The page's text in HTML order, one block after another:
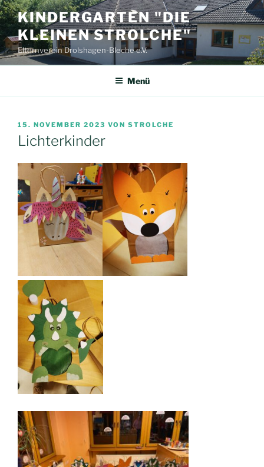
Zum
Inhalt
springen
KINDERGARTEN "DIE
KLEINEN STROLCHE"
Elternverein Drolshagen-Bleche e.V.
Menü
VERÖFFENTLICHT
AM
15. NOVEMBER 2023 VON STROLCHE
Lichterkinder